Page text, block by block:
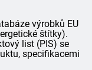
výrobků EU
štítky).
list (PIS) se
specifikacemi